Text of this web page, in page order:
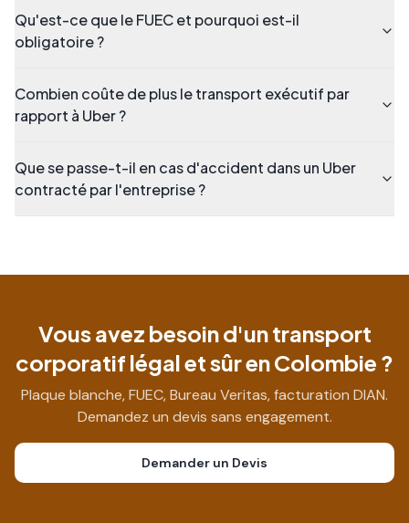
Qu'est-ce que le FUEC et pourquoi est-il
obligatoire ?
Combien coûte de plus le transport exécutif par
rapport à Uber ?
Que se passe-t-il en cas d'accident dans un Uber
contracté par l'entreprise ?
Vous avez besoin d'un transport
corporatif légal et sûr en Colombie ?
Plaque blanche, FUEC, Bureau Veritas, facturation DIAN.
Demandez un devis sans engagement.
Demander un Devis